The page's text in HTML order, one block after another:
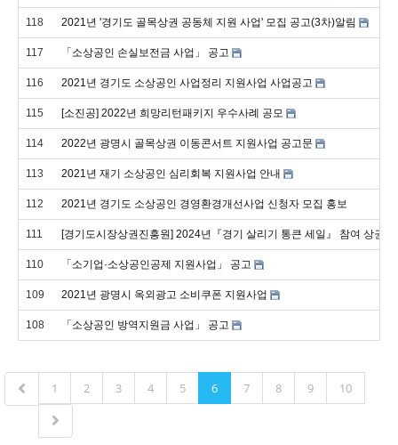
118 2021년 '경기도 골목상권 공동체 지원 사업' 모집 공고(3차)알림
117 「소상공인 손실보전금 사업」 공고
116 2021년 경기도 소상공인 사업정리 지원사업 사업공고
115 [소진공] 2022년 희망리턴패키지 우수사례 공모
114 2022년 광명시 골목상권 이동콘서트 지원사업 공고문
113 2021년 재기 소상공인 심리회복 지원사업 안내
112 2021년 경기도 소상공인 경영환경개선사업 신청자 모집 홍보
111 [경기도시장상권진흥원] 2024년『경기 살리기 통큰 세일』 참여 상권
110 「소기업·소상공인공제 지원사업」 공고
109 2021년 광명시 옥외광고 소비쿠폰 지원사업
108 「소상공인 방역지원금 사업」 공고
1 2 3 4 5 6 7 8 9 10